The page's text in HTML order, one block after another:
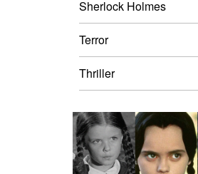
Sherlock Holmes
Terror
Thriller